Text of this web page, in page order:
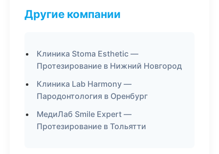
Другие компании
Клиника Stoma Esthetic —
Протезирование в Нижний Новгород
Клиника Lab Harmony —
Пародонтология в Оренбург
МедиЛаб Smile Expert —
Протезирование в Тольятти